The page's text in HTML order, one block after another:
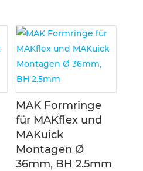
MAK Formringe
für MAKflex und
MAKuick
Montagen Ø
36mm, BH 2.5mm